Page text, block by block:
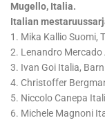
Mugello, Italia.
Italian
1. Mika Kallio Suomi,
2. Lenandro Mercado
3. Ivan Goi Italia,
4. Christoffer
5. Niccolo Canepa
6. Michele Magnoni